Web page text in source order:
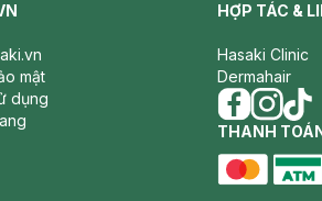
mật
dụng
HỢP TÁC &
Hasaki Clinic
Dermahair
facebook
THANH